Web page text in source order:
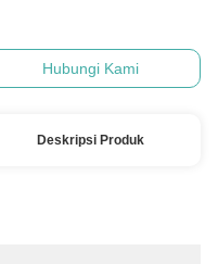
Hubungi Kami
Deskripsi Produk